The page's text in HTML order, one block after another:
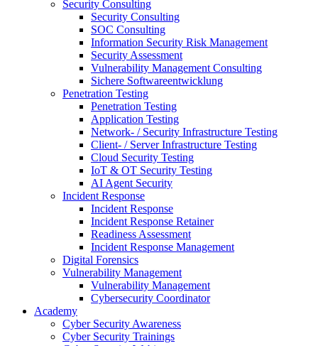
Security Consulting
Security Consulting
SOC Consulting
Information Security Risk Management
Security Assessment
Vulnerability Management Consulting
Sichere Softwareentwicklung
Penetration Testing
Penetration Testing
Application Testing
Network- / Security Infrastructure Testing
Client- / Server Infrastructure Testing
Cloud Security Testing
IoT & OT Security Testing
AI Agent Security
Incident Response
Incident Response
Incident Response Retainer
Readiness Assessment
Incident Response Management
Digital Forensics
Vulnerability Management
Vulnerability Management
Cybersecurity Coordinator
Academy
Cyber Security Awareness
Cyber Security Trainings